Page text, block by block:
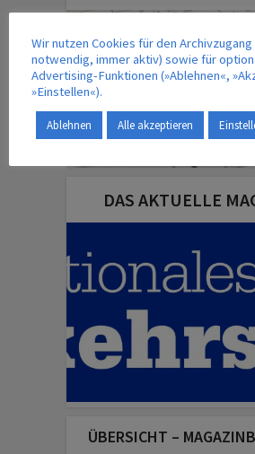
DAS AKTUELLE
ÜBERSICHT –
Wir nutzen Cookies für den
notwendig, immer aktiv) sowie für
Advertising-Funktionen (»Ablehnen«,
»Einstellen«).
Ablehnen Alle akzeptieren